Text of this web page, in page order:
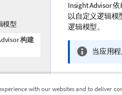
模型
构建
Insight Advisor依
以自定义逻辑模
逻辑模型。
信
注
当应用
理解逻辑
with our websites and to deliver